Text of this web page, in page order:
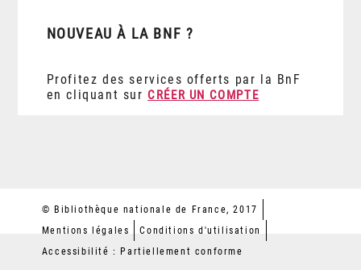
NOUVEAU À LA BNF ?
Profitez des services offerts par la BnF
en cliquant sur CRÉER UN COMPTE
© Bibliothèque nationale de France, 2017
Mentions légales
Conditions d'utilisation
Accessibilité : Partiellement conforme